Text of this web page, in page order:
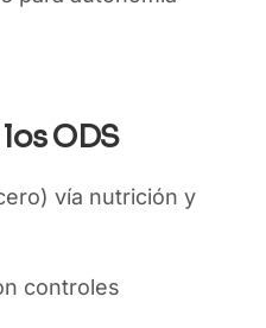
ODS
vía nutrición y
controles